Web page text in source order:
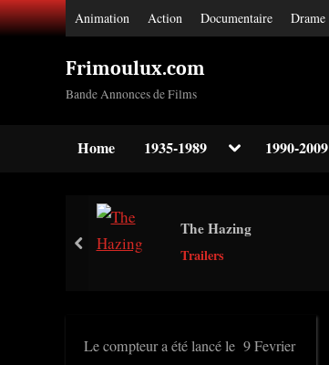
Skip
to
Animation Action Documentaire Drame
Frimoulux.com
Bande Annonces de Films
Home 1935-1989 Toggle1990-2009
The Hazing
Trailers
prev
Le compteur a été lancé le 9 Fevrier